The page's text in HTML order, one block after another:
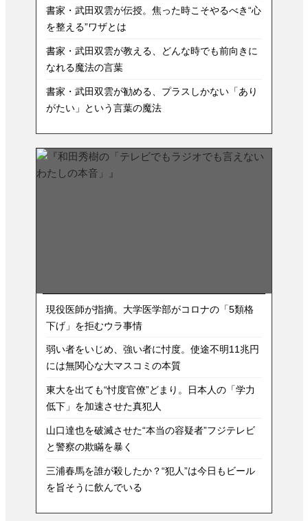
書家・武田双雲が伝授。焦った時こそやるべき“心
を整える”ワザとは
書家・武田双雲が教える、どんな時でも前向きに
なれる魔法の言葉
書家・武田双雲が勧める、プラスしかない「あり
がたい」という言葉の魔法
現役医師が指摘。大学医学部がコロナの「5類格
下げ」を拒むウラ事情
弱い者をいじめ、強い者に忖度。使途不明11兆円
には無関心な大マスコミの本質
東大を出ても“忖度官僚”どまり。日本人の「学力
低下」を加速させた真犯人
山口達也を破滅させた“本当の容疑者”フジテレビ
と警察の欺瞞を暴く
三浦春馬を誰が殺したか？“犯人”は今日もビール
を旨そうに飲んでいる